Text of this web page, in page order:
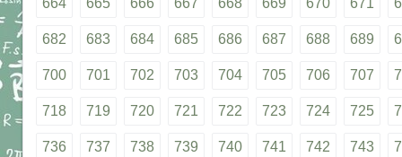
682 683 684 685 686 687 688 689
700 701 702 703 704 705 706 707
718 719 720 721 722 723 724 725
736 737 738 739 740 741 742 743